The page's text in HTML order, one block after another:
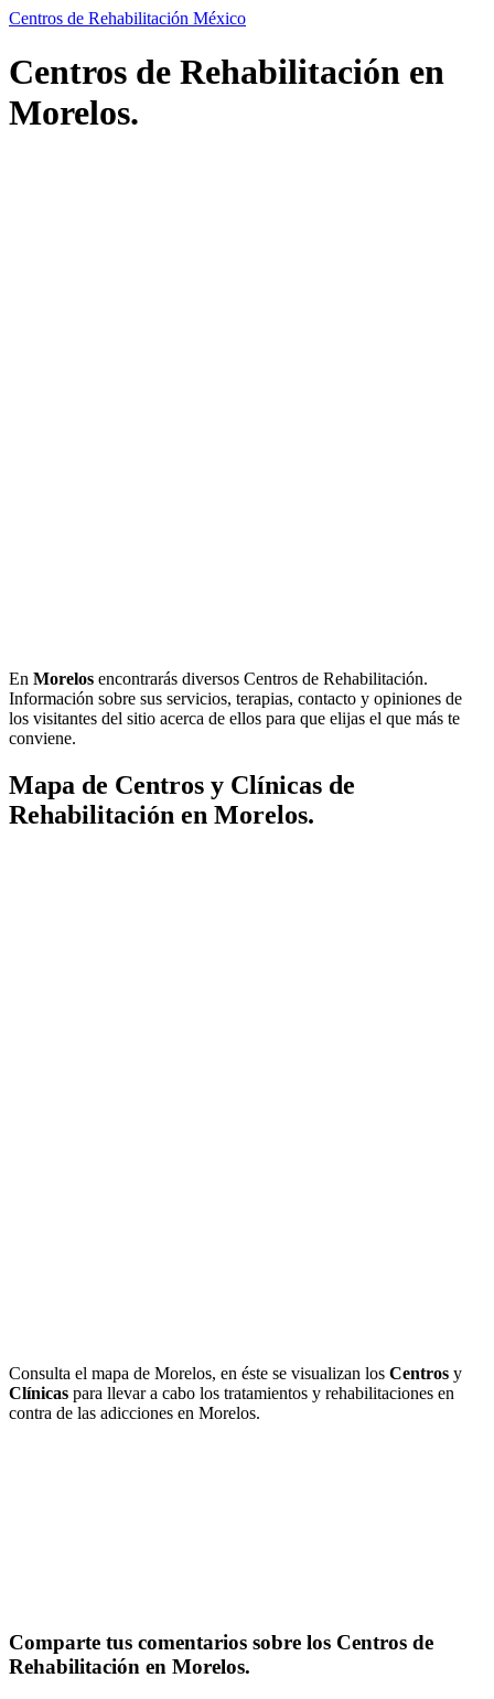
Centros de Rehabilitación México
Centros de Rehabilitación en
Morelos.
En Morelos encontrarás diversos Centros de Rehabilitación.
Información sobre sus servicios, terapias, contacto y opiniones de
los visitantes del sitio acerca de ellos para que elijas el que más te
conviene.
Mapa de Centros y Clínicas de
Rehabilitación en Morelos.
Consulta el mapa de Morelos, en éste se visualizan los Centros y
Clínicas para llevar a cabo los tratamientos y rehabilitaciones en
contra de las adicciones en Morelos.
Comparte tus comentarios sobre los Centros de
Rehabilitación en Morelos.